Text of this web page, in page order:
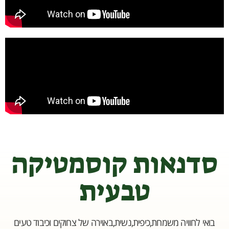
סדנאות קוסמטיקה
טבעית
בואי לחוויה משמחת,כיפית,נשית,באוירה של צחוקים וכיבוד טעים